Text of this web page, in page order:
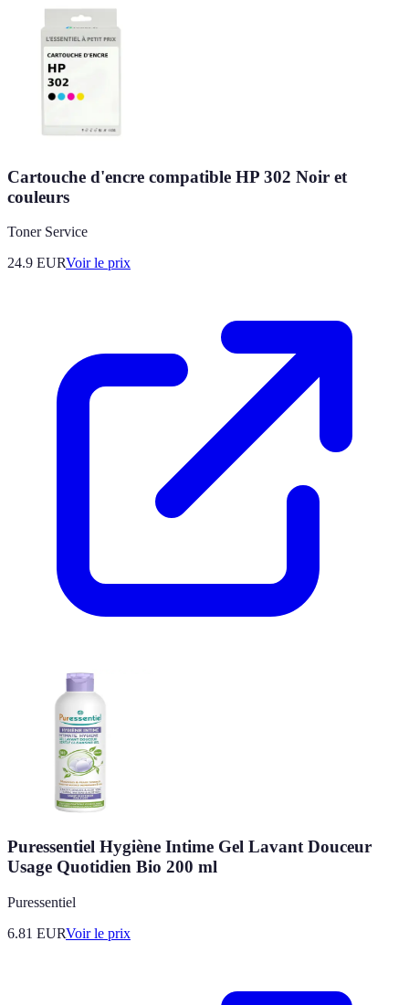
Cartouche d'encre compatible HP 302 Noir et
couleurs
Toner Service
24.9 EURVoir le prix
Puressentiel Hygiène Intime Gel Lavant Douceur
Usage Quotidien Bio 200 ml
Puressentiel
6.81 EURVoir le prix